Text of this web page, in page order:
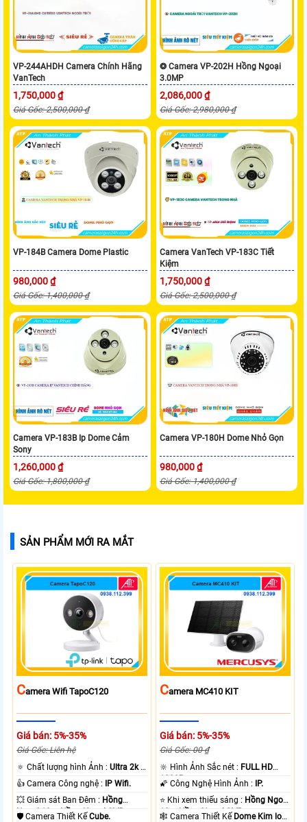
VP-244AHDH Camera Chính Hãng
VanTech
1,750,000 ₫
Giá Gốc: 2,500,000 ₫
❂ Camera VP-202H Hồng Ngoại
3.0MP
2,086,000 ₫
Giá Gốc: 2,980,000 ₫
VP-184B Camera Dome Plastic
980,000 ₫
Giá Gốc: 1,400,000 ₫
Camera VanTech VP-183C Tiết
Kiệm
1,750,000 ₫
Giá Gốc: 2,500,000 ₫
Camera VP-183B Ip Dome Cảm
Sony
1,260,000 ₫
Giá Gốc: 1,800,000 ₫
Camera VP-180H Dome Nhỏ Gọn
980,000 ₫
Giá Gốc: 1,400,000 ₫
SẢN PHẨM MỚI RA MẮT
CAmera Wifi TapoC120
Giá bán: 5%-35%
Giá Gốc: Liên hệ
🔅 Chất lượng hình Ảnh :Ultra 2k +
.
👍 Camera Công nghệ : IP Wifi.
💥 Giám sát Ban Đêm : Hồng
Ngoại 10m Hồng Ngoại SMD.
🛡 Camera Thiết KếCube.
CAmera MC410 KIT
Giá bán: 5%-35%
Giá Gốc: 00 ₫
🔆 Hình Ảnh Sắc nét : FULL HD
1080P .
🌠 Công Nghệ Hình Ảnh : IP.
⭐ Khi xem thiếu sáng : Hồng Ngoại
10m Hồng Ngoại SMD.
🕸️ Camera Thiết Kế Dome Kim loại